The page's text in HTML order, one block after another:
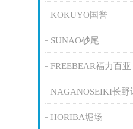
KOKUYO国誉
SUNAO砂尾
FREEBEAR福力百亚
NAGANOSEIKI长野
HORIBA堀场